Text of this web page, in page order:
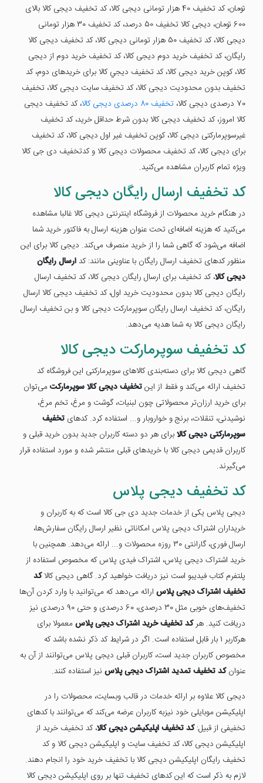
تومان، کد تخفیف 40 هزار تومانی دیجی کالا، کد تخفیف دیجی کالا بالای
600 تومان، دیجی کالا تخفیف 50 درصد، کد تخفیف 30 هزار تومانی
دیجی کالا، کد تخفیف 50 هزار تومانی دیجی کالا، کد تخفیف دیجی کالا
رایگان، کد تخفیف خرید دوم دیجی کالا، کد تخفیف خرید دوم از دیجی
کالا، کوپن خرید دیجی کالا، كد تخفيف ديجي كالا برای خریدهای دوم، کد
تخفیف بدون محدودیت دیجی کالا، کد تخفیف سایت دیجی کالا، تخفیف
70 درصدی دیجی کالا،
تخفیف 80 درصدی دیجی کالا
، کد تخفیف دیجی
کالا امروز، کد تخفیف دیجی کالا بدون شرط حداقل خرید، کد تخفیف
غیرسوپرمارکتی دیجی کالا، کوپن تخفیف غیر اول دیجی کالا، کد تخفیف
برای دیجی کالا، کد تخفیف محصولات دیجی کالا و کدتخفیف دی جی کالا
ویژه تمام کاربران مشاهده می‌کنید.
کد تخفیف ارسال رایگان دیجی کالا
در هنگام خرید محصولات از فروشگاه اینترنتی دیجی کالا غالبا مشاهده
می‌کنید که هزینه اضافه‌ای تحت عنوان هزینه ارسال به فاکتور خرید شما
اضافه می‌شود که گاهی شما را از خرید منصرف می‌کند. دیجی کالا برای این
منظور کدهای تخفیف ارسال رایگان با عناوینی مانند: کدارسال رایگان
دیجی کالا، کد تخفیف برای ارسال رایگان دیجی کالا، کد تخفیف ارسال
رایگان دیجی کالا بدون محدودیت خرید اول، کد تخفیف دیجی کالا ارسال
رایگان، کد تخفیف ارسال رایگان سوپرمارکت دیجی کالا و بن تخفیف ارسال
رایگان دیجی کالا به شما هدیه می‌دهد.
کد تخفیف سوپرمارکت دیجی کالا
گاهی دیجی کالا برای دسته‌بندی کالاهای سوپرمارکتی این فروشگاه کد
تخفیف ارائه می‌کند و فقط از اینتخفیف دیجی کالا سوپرمارکتمی‌توان
برای خرید ارزان‌تر محصولاتی چون لبنیات، گوشت و مرغ، تخم مرغ،
نوشیدنی، تنقلات، برنج و خواروبار و... استفاده کرد. کدهای تخفیف
سوپرمارکتی دیجی کالابرای هر دو دسته کاربران جدید بدون خرید قبلی و
کاربران قدیمی دیجی کالا با خریدهای قبلی منتشر شده و مورد استفاده قرار
می‌گیرند.
کد تخفیف دیجی پلاس
دیجی پلاس یکی از خدمات جدید دی جی کالا است که به کاربران و
خریداران اشتراک دیجی پلاس امکاناتی نظیر ارسال رایگان سفارش‌ها،
ارسال فوری، گارانتی 30 روزه محصولات و... ارائه می‌دهد. همچنین با
خرید اشتراک دیجی پلاس، اشتراک فیدی پلاس که مخصوص استفاده از
پلتفرم کتاب فیدیبو است نیز دریافت خواهید کرد. گاهی دیجی کالاکد
تخفیف اشتراک دیجی پلاس ارائه می‌دهد که می‌توانید با وارد کردن آن‌ها
تخفیف‌های خوبی مثل 30 درصدی، 60 درصدی و حتی 90 درصدی نیز
دریافت کنید. هرکد تخفیف خرید اشتراک دیجی پلاسمعمولا برای
هرکاربر 1 بار قابل استفاده است. اگر در شرایط کد ذکر نشده باشد که
مخصوص کاربران جدید است، کاربران قبلی دیجی پلاس می‌توانند از آن به
عنوانکد تخفیف تمدید اشتراک دیجی پلاس نیز استفاده کنند.
دیجی کالا علاوه بر ارائه خدمات در قالب وبسایت، محصولات را در
اپلیکیشن موبایلی خود نیزبه کاربران عرضه می‌کند که می‌توانند با کدهای
تخفیفی از قبیل:کد تخفیف اپلیکیشن دیجی کالا، کد تخفیف خرید از
اپلیکیشن دیجی کالا، کد تخفیف سایت و اپلیکیشن دیجی کالا و کد
تخفیف رایگان اپلیکیشن دیجی کالا با تخفیف خرید خود را انجام دهند.
لازم به ذکر است که این کدهای تخفیف تنها بر روی اپلیکیشن دیجی کالا